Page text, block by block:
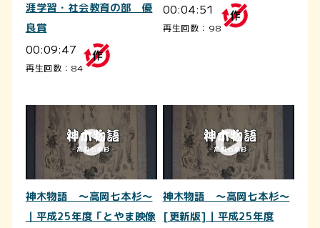
涯学習・社会教育の部 優
良賞
00:09:47
再生回数：84
00:04:51
再生回数：98
神木物語 ～高岡七本杉～
｜平成25年度「とやま映像
神木物語 ～高岡七本杉～
[更新版]｜平成25年度